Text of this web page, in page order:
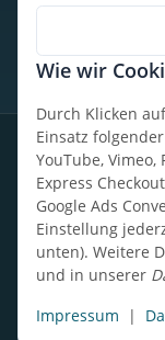
Wie wir
Durch Klicken
Einsatz
YouTube, Vimeo,
Express
Google Ads
Einstellung
unten). Weitere
und in unserer
Impressum
|
So findest du uns
* Alle Preise inkl.
Datenschutz
Design,